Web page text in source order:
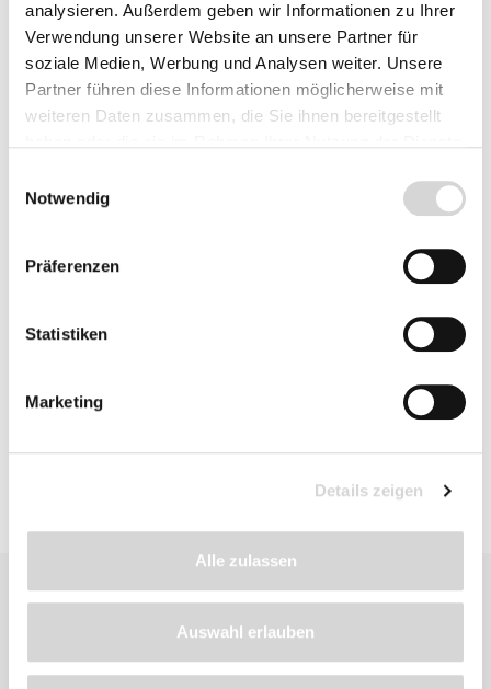
analysieren. Außerdem geben wir Informationen zu Ihrer
Verwendung unserer Website an unsere Partner für
soziale Medien, Werbung und Analysen weiter. Unsere
Partner führen diese Informationen möglicherweise mit
weiteren Daten zusammen, die Sie ihnen bereitgestellt
Notwendig
Präferenzen
Statistiken
Marketing
Details zeigen
Alle zulassen
Auswahl erlauben
Herkunft
Produkt Anzahl: Gib den gewünschten
Fragen zum Artikel
Bewertungen